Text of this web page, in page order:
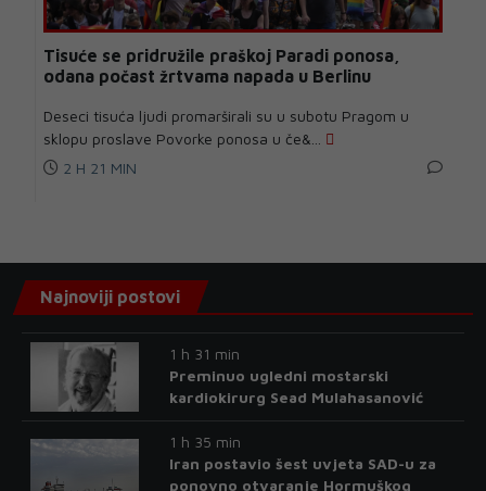
Tisuće se pridružile praškoj Paradi ponosa,
odana počast žrtvama napada u Berlinu
Deseci tisuća ljudi promarširali su u subotu Pragom u
sklopu proslave Povorke ponosa u če&...
2 H 21 MIN
Najnoviji postovi
1 h 31 min
Preminuo ugledni mostarski
kardiokirurg Sead Mulahasanović
1 h 35 min
Iran postavio šest uvjeta SAD-u za
ponovno otvaranje Hormuškog